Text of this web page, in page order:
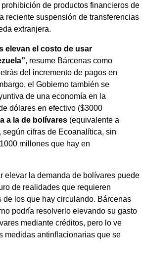
de productos financieros de
reciente suspensión de transferencias
extranjera.
elevan el costo de usar
, resume Bárcenas como
del incremento de pagos en
el Gobierno también se
de una economía en la
dólares en efectivo ($3000
a la de bolívares (equivalente a
según cifras de Ecoanalítica, sin
millones que hay en
elevar la demanda de bolívares puede
de realidades que requieren
de los que hay circulando. Bárcenas
podría resolverlo elevando su gasto
mediante créditos, pero lo ve
medidas antinflacionarias que se